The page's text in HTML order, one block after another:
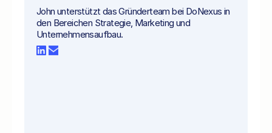
John unterstützt das Gründerteam bei DoNexus in
den Bereichen Strategie, Marketing und
Unternehmensaufbau.